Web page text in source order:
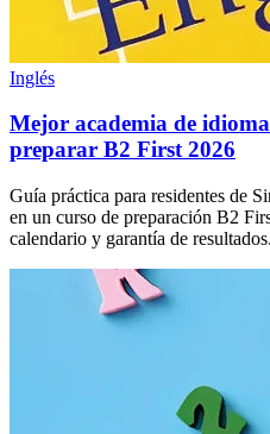
Inglés
Mejor academia de
preparar B2 First 2026
Guía práctica para residentes de
en un curso de preparación B2
calendario y garantía de resultados.